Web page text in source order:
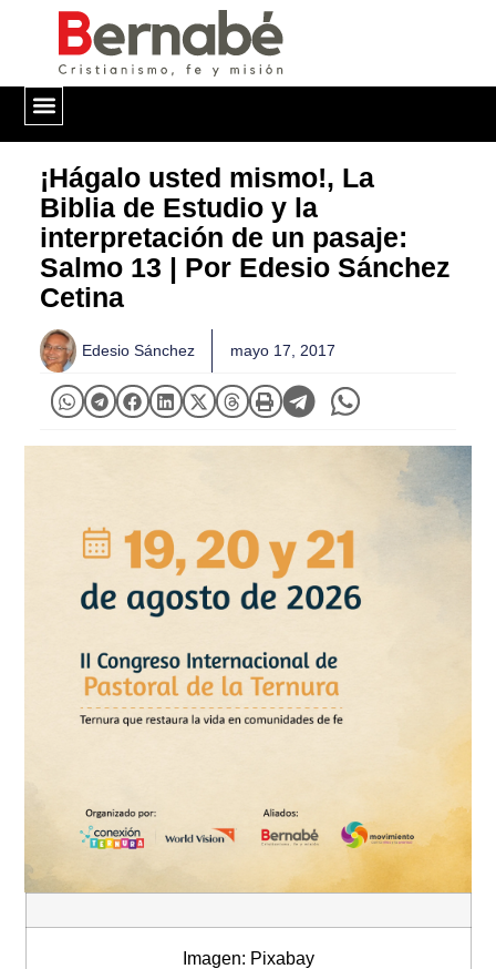
¡Hágalo usted mismo!, La
Biblia de Estudio y la
interpretación de un pasaje:
Salmo 13 | Por Edesio Sánchez
Cetina
Edesio Sánchez mayo 17, 2017
Imagen: Pixabay